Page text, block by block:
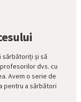
sărbătoriți și să
dvs. cu
Avem o serie de
pentru a sărbători